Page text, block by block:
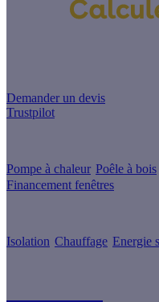
Demander un devis
Trustpilot
Pompe à chaleur Poêle à bois
Financement fenêtres
Isolation Chauffage Energie